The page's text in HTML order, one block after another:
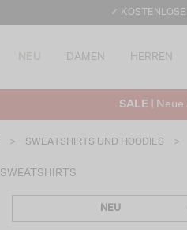
✓
NEU DAMEN HERREN
SALE |
> SWEATSHIRTS UND HOODIES >
SWEATSHIRTS
NEU